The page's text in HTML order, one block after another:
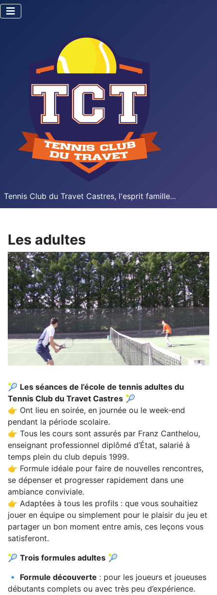
Tennis Club du Travet Castres, l'esprit famille...
Les adultes
🎾 Les séances de l’école de tennis adultes du
Tennis Club du Travet Castres 🎾
👉 Ont lieu en soirée, en journée ou le week-end
pendant la période scolaire.
👉 Tous les cours sont assurés par Franz Canthelou,
enseignant professionnel diplômé d’État, salarié à
temps plein du club depuis 1999.
👉 Formule idéale pour faire de nouvelles rencontres,
se dépenser et progresser rapidement dans une
ambiance conviviale.
👉 Adaptées à tous les profils : que vous souhaitiez
jouer en équipe ou simplement pour le plaisir du jeu et
partager un bon moment entre amis, ces leçons vous
satisferont.
🎾 Trois formules adultes 🎾
🔹 Formule découverte : pour les joueurs et joueuses
débutants complets ou avec très peu d’expérience.